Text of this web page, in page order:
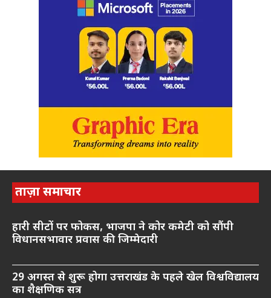
ताज़ा समाचार
हारी सीटों पर फोकस, भाजपा ने कोर कमेटी को सौंपी
विधानसभावार प्रवास की जिम्मेदारी
29 अगस्त से शुरू होगा उत्तराखंड के पहले खेल विश्वविद्यालय
का शैक्षणिक सत्र